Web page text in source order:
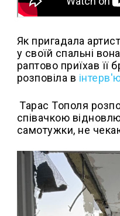
Як пригадала
у своїй спальні
раптово приїхав її
розповіла в
Тарас Тополя
співачкою
самотужки, не